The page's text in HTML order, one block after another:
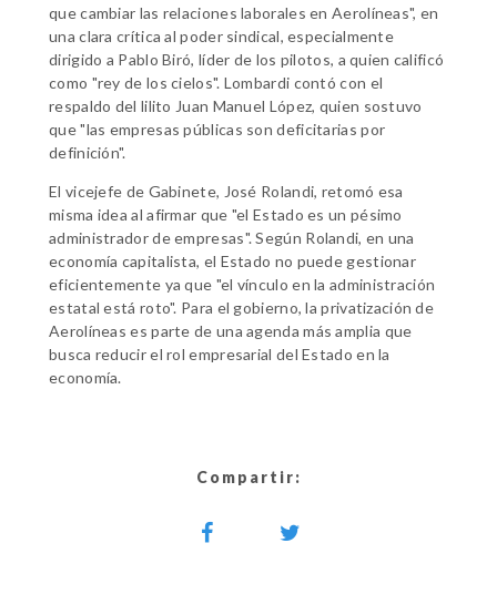
que cambiar las relaciones laborales en Aerolíneas", en
una clara crítica al poder sindical, especialmente
dirigido a Pablo Biró, líder de los pilotos, a quien calificó
como "rey de los cielos". Lombardi contó con el
respaldo del lilito Juan Manuel López, quien sostuvo
que "las empresas públicas son deficitarias por
definición".
El vicejefe de Gabinete, José Rolandi, retomó esa
misma idea al afirmar que "el Estado es un pésimo
administrador de empresas". Según Rolandi, en una
economía capitalista, el Estado no puede gestionar
eficientemente ya que "el vínculo en la administración
estatal está roto". Para el gobierno, la privatización de
Aerolíneas es parte de una agenda más amplia que
busca reducir el rol empresarial del Estado en la
economía.
Compartir: